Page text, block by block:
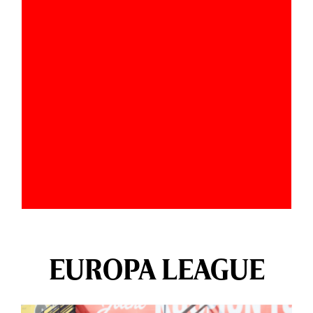
EUROPA LEAGUE